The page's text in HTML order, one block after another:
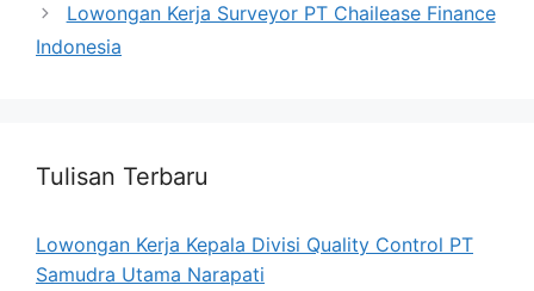
Lowongan Kerja Surveyor PT Chailease Finance
Indonesia
Tulisan Terbaru
Lowongan Kerja Kepala Divisi Quality Control PT
Samudra Utama Narapati